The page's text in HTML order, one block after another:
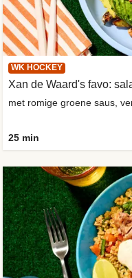
WK HOCKEY
Xan de Waard's favo:
met romige groene saus,
25 min